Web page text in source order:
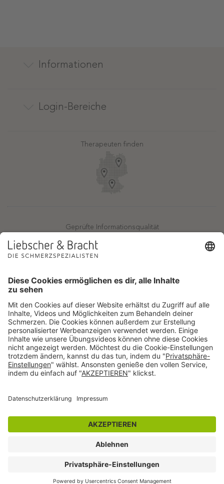
Informationen
Newsletter
YouTube Qualitätsprozess
Login-Bereiche
Therapeuten finden
Folge uns auf:
Geprüfte Informationsqualität
Einsatz für Selbsthilfe
Wir sind Mitglied im Netzwerk Selbsthilfefreundlichkeit und
Patientenorientierung im Gesundheitswesen.